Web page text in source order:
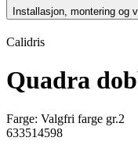
Installasjon, montering og
Calidris
Quadra
Farge: Valgfri farge gr.2
633514598